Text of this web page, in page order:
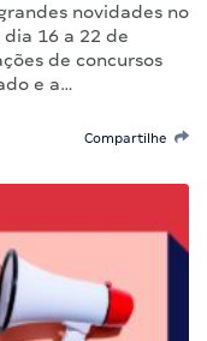
novidades no
16 a 22 de
de concursos
e a…
Compartilhe